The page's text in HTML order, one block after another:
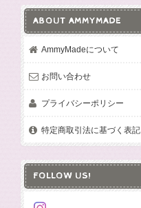
ABOUT AMMYMADE
AmmyMadeについて
お問い合わせ
プライバシーポリシー
特定商取引法に基づく表記
FOLLOW US!